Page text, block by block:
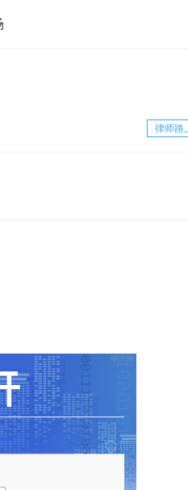
律师路